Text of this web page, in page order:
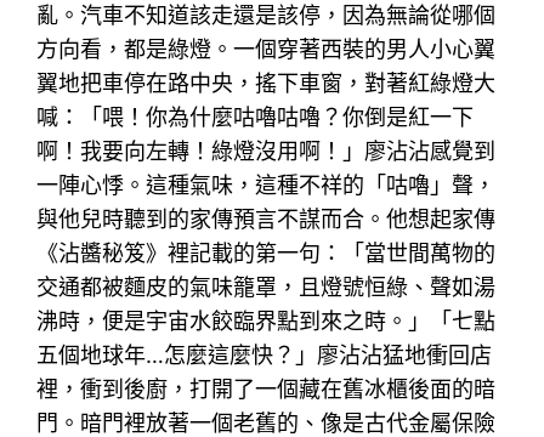
亂。汽車不知道該走還是該停，因為無論從哪個
方向看，都是綠燈。一個穿著西裝的男人小心翼
翼地把車停在路中央，搖下車窗，對著紅綠燈大
喊：「喂！你為什麼咕嚕咕嚕？你倒是紅一下
啊！我要向左轉！綠燈沒用啊！」廖沾沾感覺到
一陣心悸。這種氣味，這種不祥的「咕嚕」聲，
與他兒時聽到的家傳預言不謀而合。他想起家傳
《沾醬秘笈》裡記載的第一句：「當世間萬物的
交通都被麵皮的氣味籠罩，且燈號恒綠、聲如湯
沸時，便是宇宙水餃臨界點到來之時。」「七點
五個地球年…怎麼這麼快？」廖沾沾猛地衝回店
裡，衝到後廚，打開了一個藏在舊冰櫃後面的暗
門。暗門裡放著一個老舊的、像是古代金屬保險